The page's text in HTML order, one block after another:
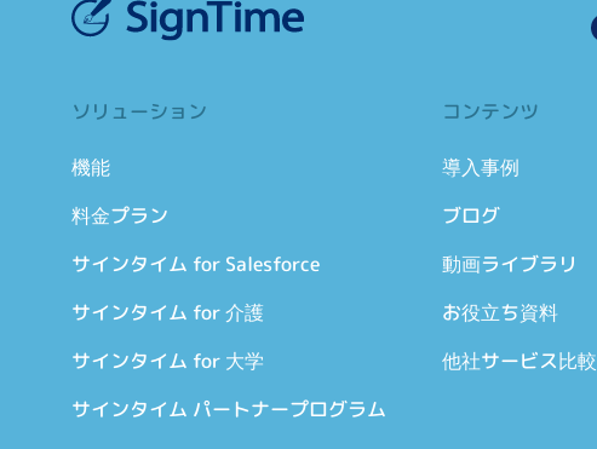
ソリューション
機能
料金プラン
サインタイム for Salesforce
サインタイム for 介護
サインタイム for 大学
サインタイム パートナープログラム
コンテンツ
導入事例
ブログ
動画ライブラリ
お役立ち資料
他社サービス比較